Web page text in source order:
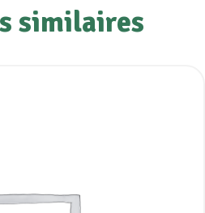
similaires